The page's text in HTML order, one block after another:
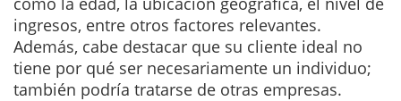
ingresos, entre otros factores relevantes.
Además, cabe destacar que su cliente ideal no
tiene por qué ser necesariamente un individuo;
también podría tratarse de otras empresas.